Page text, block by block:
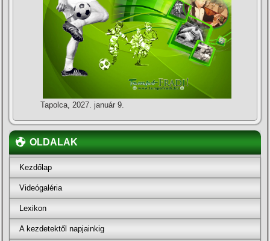
Tapolca, 2027. január 9.
OLDALAK
Kezdőlap
Videógaléria
Lexikon
A kezdetektől napjainkig